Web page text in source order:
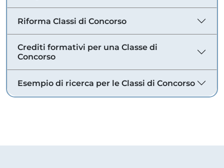
Riforma Classi di Concorso
Crediti formativi per una Classe di
Concorso
Esempio di ricerca per le Classi di Concorso